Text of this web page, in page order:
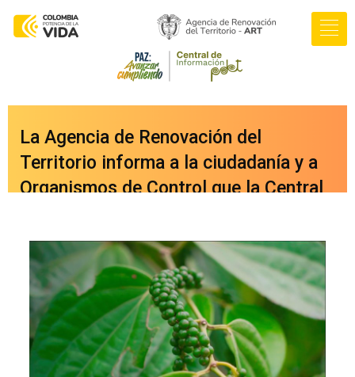
La Agencia de Renovación del
Territorio informa a la ciudadanía y a
Organismos de Control que la Central
una nueva versión integrada a nuestro
portal web
oficialwww.renovacionterritorio.gov.co
/central-pdet, a la cual se puede
acceder directamente haciendo clic
aquí.